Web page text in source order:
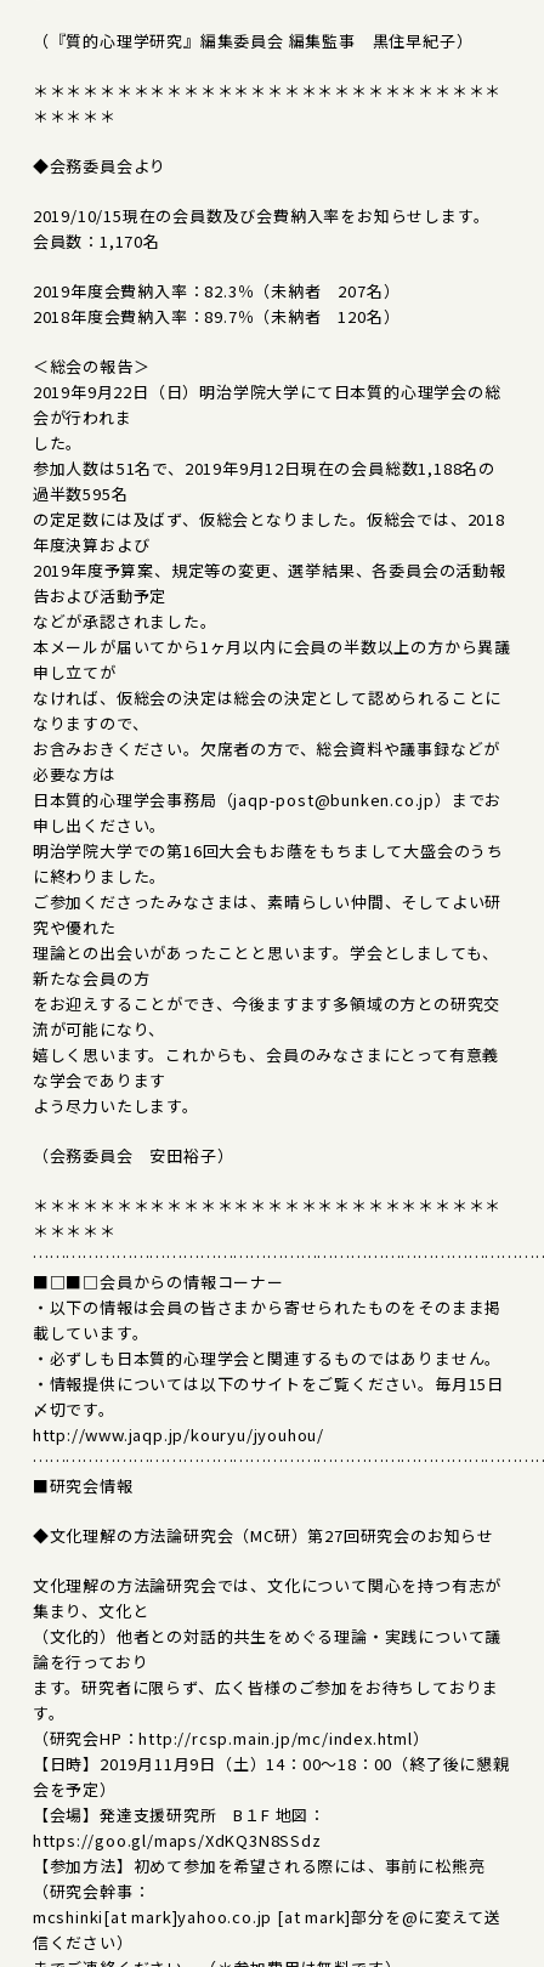
（『質的心理学研究』編集委員会 編集監事 黒住早紀子）
＊＊＊＊＊＊＊＊＊＊＊＊＊＊＊＊＊＊＊＊＊＊＊＊＊＊＊＊
＊＊＊＊＊
◆会務委員会より
2019/10/15現在の会員数及び会費納入率をお知らせします。
会員数：1,170名
2019年度会費納入率：82.3％（未納者 207名）
2018年度会費納入率：89.7％（未納者 120名）
＜総会の報告＞
2019年9月22日（日）明治学院大学にて日本質的心理学会の総
会が行われま
した。
参加人数は51名で、2019年9月12日現在の会員総数1,188名の
過半数595名
の定足数には及ばず、仮総会となりました。仮総会では、2018
年度決算および
2019年度予算案、規定等の変更、選挙結果、各委員会の活動報
告および活動予定
などが承認されました。
本メールが届いてから1ヶ月以内に会員の半数以上の方から異議
申し立てが
なければ、仮総会の決定は総会の決定として認められることに
なりますので、
お含みおきください。欠席者の方で、総会資料や議事録などが
必要な方は
日本質的心理学会事務局（jaqp-post@bunken.co.jp）までお
申し出ください。
明治学院大学での第16回大会もお蔭をもちまして大盛会のうち
に終わりました。
ご参加くださったみなさまは、素晴らしい仲間、そしてよい研
究や優れた
理論との出会いがあったことと思います。学会としましても、
新たな会員の方
をお迎えすることができ、今後ますます多領域の方との研究交
流が可能になり、
嬉しく思います。これからも、会員のみなさまにとって有意義
な学会であります
よう尽力いたします。
（会務委員会 安田裕子）
＊＊＊＊＊＊＊＊＊＊＊＊＊＊＊＊＊＊＊＊＊＊＊＊＊＊＊＊
＊＊＊＊＊
■□■□会員からの情報コーナー
・以下の情報は会員の皆さまから寄せられたものをそのまま掲
載しています。
・必ずしも日本質的心理学会と関連するものではありません。
・情報提供については以下のサイトをご覧ください。毎月15日
〆切です。
http://www.jaqp.jp/kouryu/jyouhou/
■研究会情報
◆文化理解の方法論研究会（MC研）第27回研究会のお知らせ
文化理解の方法論研究会では、文化について関心を持つ有志が
集まり、文化と
（文化的）他者との対話的共生をめぐる理論・実践について議
論を行っており
ます。研究者に限らず、広く皆様のご参加をお待ちしておりま
す。
（研究会HP：http://rcsp.main.jp/mc/index.html）
【日時】2019月11月9日（土）14：00～18：00（終了後に懇親
会を予定）
【会場】発達支援研究所 B１F 地図：
https://goo.gl/maps/XdKQ3N8SSdz
【参加方法】初めて参加を希望される際には、事前に松熊亮
（研究会幹事：
mcshinki[at mark]yahoo.co.jp [at mark]部分を@に変えて送
信ください）